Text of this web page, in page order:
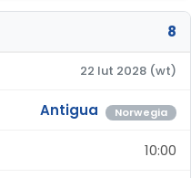
8
22 lut 2028 (wt)
Antigua Norwegia
10:00